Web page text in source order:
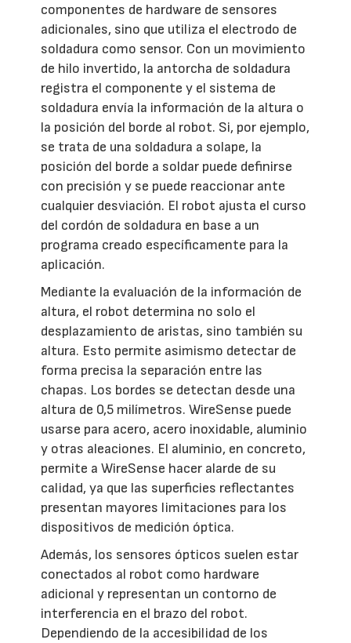
componentes de hardware de sensores
adicionales, sino que utiliza el electrodo de
soldadura como sensor. Con un movimiento
de hilo invertido, la antorcha de soldadura
registra el componente y el sistema de
soldadura envía la información de la altura o
la posición del borde al robot. Si, por ejemplo,
se trata de una soldadura a solape, la
posición del borde a soldar puede definirse
con precisión y se puede reaccionar ante
cualquier desviación. El robot ajusta el curso
del cordón de soldadura en base a un
programa creado específicamente para la
aplicación.
Mediante la evaluación de la información de
altura, el robot determina no solo el
desplazamiento de aristas, sino también su
altura. Esto permite asimismo detectar de
forma precisa la separación entre las
chapas. Los bordes se detectan desde una
altura de 0,5 milímetros. WireSense puede
usarse para acero, acero inoxidable, aluminio
y otras aleaciones. El aluminio, en concreto,
permite a WireSense hacer alarde de su
calidad, ya que las superficies reflectantes
presentan mayores limitaciones para los
dispositivos de medición óptica.
Además, los sensores ópticos suelen estar
conectados al robot como hardware
adicional y representan un contorno de
interferencia en el brazo del robot.
Dependiendo de la accesibilidad de los